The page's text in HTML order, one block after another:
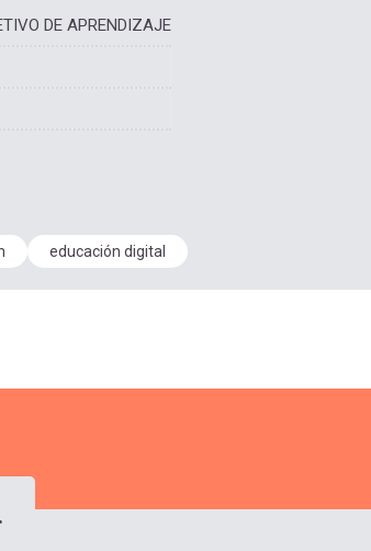
DE APRENDIZAJE
educación digital